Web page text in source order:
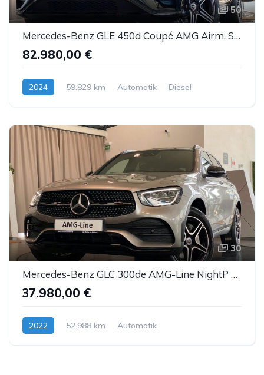
50
Mercedes-Benz GLE 450d Coupé AMG Airm. Sbel Pano HUD DTR AHK
82.980,00 €
2024 59.829 km Automatik Diesel
30
Mercedes-Benz GLC 300de AMG-Line NightP MBUX Memory AmbienteB.
37.980,00 €
2022 52.988 km
Automatik